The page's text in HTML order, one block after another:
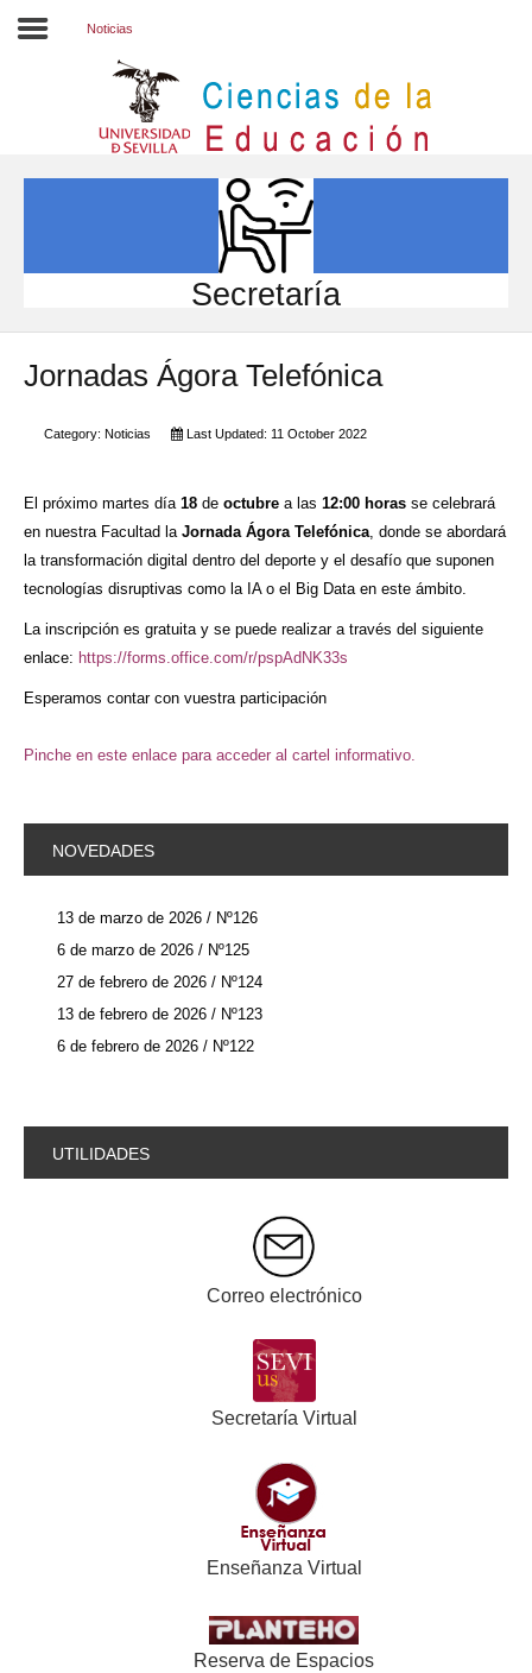
INVESTIGACIÓN
INTERNACIONAL
Directorio FCCE
Noticias
Secretaría
Jornadas Ágora Telefónica
Category: Noticias Last Updated: 11 October 2022
El próximo martes día 18 de octubre a las 12:00 horas se celebrará
en nuestra Facultad la Jornada Ágora Telefónica, donde se abordará
la transformación digital dentro del deporte y el desafío que suponen
tecnologías disruptivas como la IA o el Big Data en este ámbito.
La inscripción es gratuita y se puede realizar a través del siguiente
enlace: https://forms.office.com/r/pspAdNK33s
Esperamos contar con vuestra participación
Pinche en este enlace para acceder al cartel informativo.
NOVEDADES
13 de marzo de 2026 / Nº126
6 de marzo de 2026 / Nº125
27 de febrero de 2026 / Nº124
13 de febrero de 2026 / Nº123
6 de febrero de 2026 / Nº122
UTILIDADES
Correo electrónico
Secretaría Virtual
Enseñanza Virtual
Reserva de Espacios